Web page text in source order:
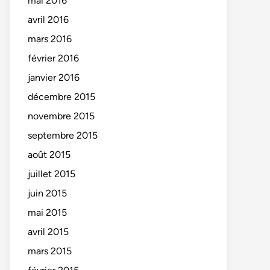
avril 2016
mars 2016
février 2016
janvier 2016
décembre 2015
novembre 2015
septembre 2015
août 2015
juillet 2015
juin 2015
mai 2015
avril 2015
mars 2015